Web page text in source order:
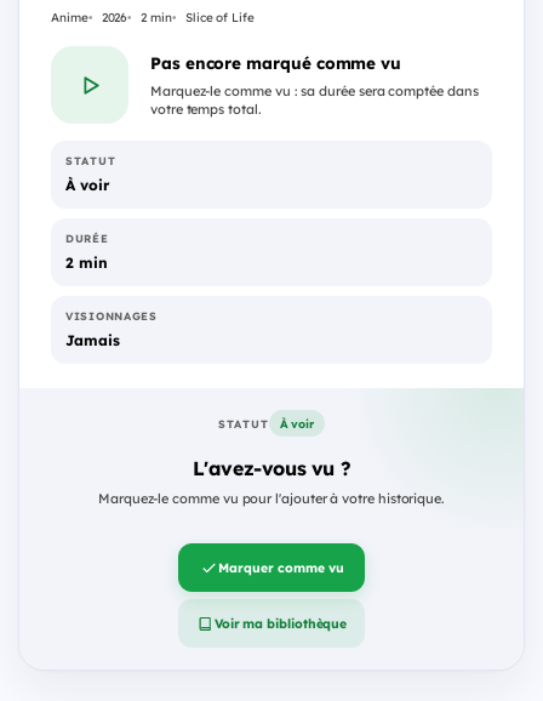
Anime 2026 2 min Slice of Life
Pas encore marqué comme vu
Marquez-le comme vu : sa durée sera comptée dans
votre temps total.
STATUT
À voir
DURÉE
2 min
VISIONNAGES
Jamais
STATUT À voir
L'avez-vous vu ?
Marquez-le comme vu pour l'ajouter à votre historique.
Marquer comme vu
Voir ma bibliothèque